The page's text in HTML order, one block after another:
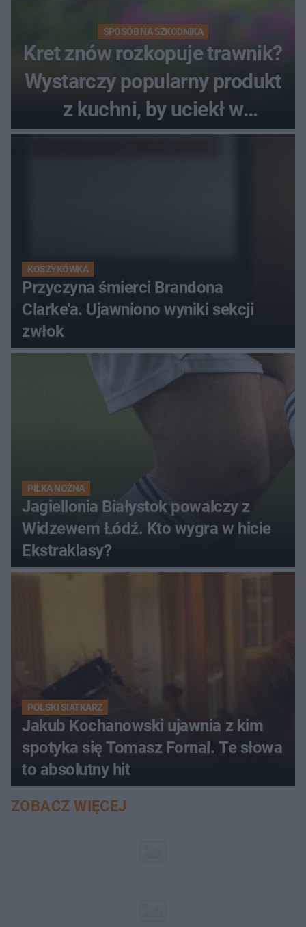
SPOSÓB NA SZKODNIKA
Kret znów rozkopuje trawnik?
Wystarczy popularny produkt
z kuchni, by uciekł w
popłochu
KOSZYKÓWKA
Przyczyna śmierci Brandona
Clarke'a. Ujawniono wyniki sekcji
zwłok
PIŁKA NOŻNA
Jagiellonia Białystok powalczy z
Widzewem Łódź. Kto wygra w hicie
Ekstraklasy?
POLSKI SIATKARZ
Jakub Kochanowski ujawnia z kim
spotyka się Tomasz Fornal. Te słowa
to absolutny hit
ZOBACZ WIĘCEJ